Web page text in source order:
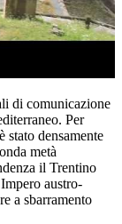
di comunicazione
Per
stato densamente
metà
il Trentino
austro-
a sbarramento